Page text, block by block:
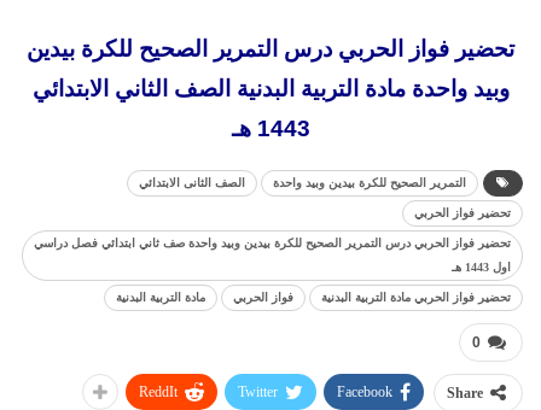
تحضير فواز الحربي درس التمرير الصحيح للكرة بيدين
وبيد واحدة مادة التربية البدنية الصف الثاني الابتدائي
1443 هـ
التمرير الصحيح للكرة بيدين وبيد واحدة الصف الثانى الابتدائي
تحضير فواز الحربي
تحضير فواز الحربي درس التمرير الصحيح للكرة بيدين وبيد واحدة صف ثاني ابتدائي فصل دراسي
اول 1443 هـ
تحضير فواز الحربي مادة التربية البدنية فواز الحربي مادة التربية البدنية
0
Share
Facebook
Twitter
ReddIt